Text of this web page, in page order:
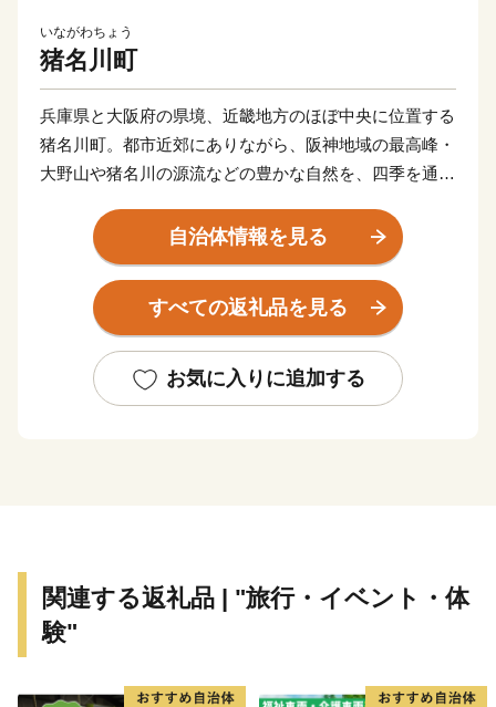
いながわちょう
猪名川町
兵庫県と大阪府の県境、近畿地方のほぼ中央に位置する
猪名川町。都市近郊にありながら、阪神地域の最高峰・
大野山や猪名川の源流などの豊かな自然を、四季を通じ
園などを背景に、昭和40年代から大規模な住宅地として
開発が進み、鉄道の乗り入れやバス路線の整備、大規模
商業施設のオープンなど、にぎわいと発展を続けてきま
した。阪神都市圏にありながら、全町が公園のような貴
らしていくことができる快適な住宅都市として親しまれ
ています。
自治体情報を見る
すべての返礼品を見る
お気に入りに追加する
関連する返礼品 | "旅行・イベント・体
験"